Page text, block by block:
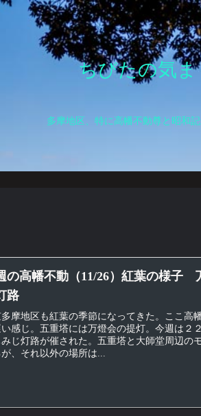
ちびたの気ま
多摩地区、特に高幡不動尊と昭和
の高幡不動（11/26）紅葉の様子
路
摩地区も紅葉の季節になってきた。ここ高
感じ。五重塔には万燈会の提灯。今週は２
じ灯路が催された。五重塔と大師堂周辺の
、それ以外の場所は...